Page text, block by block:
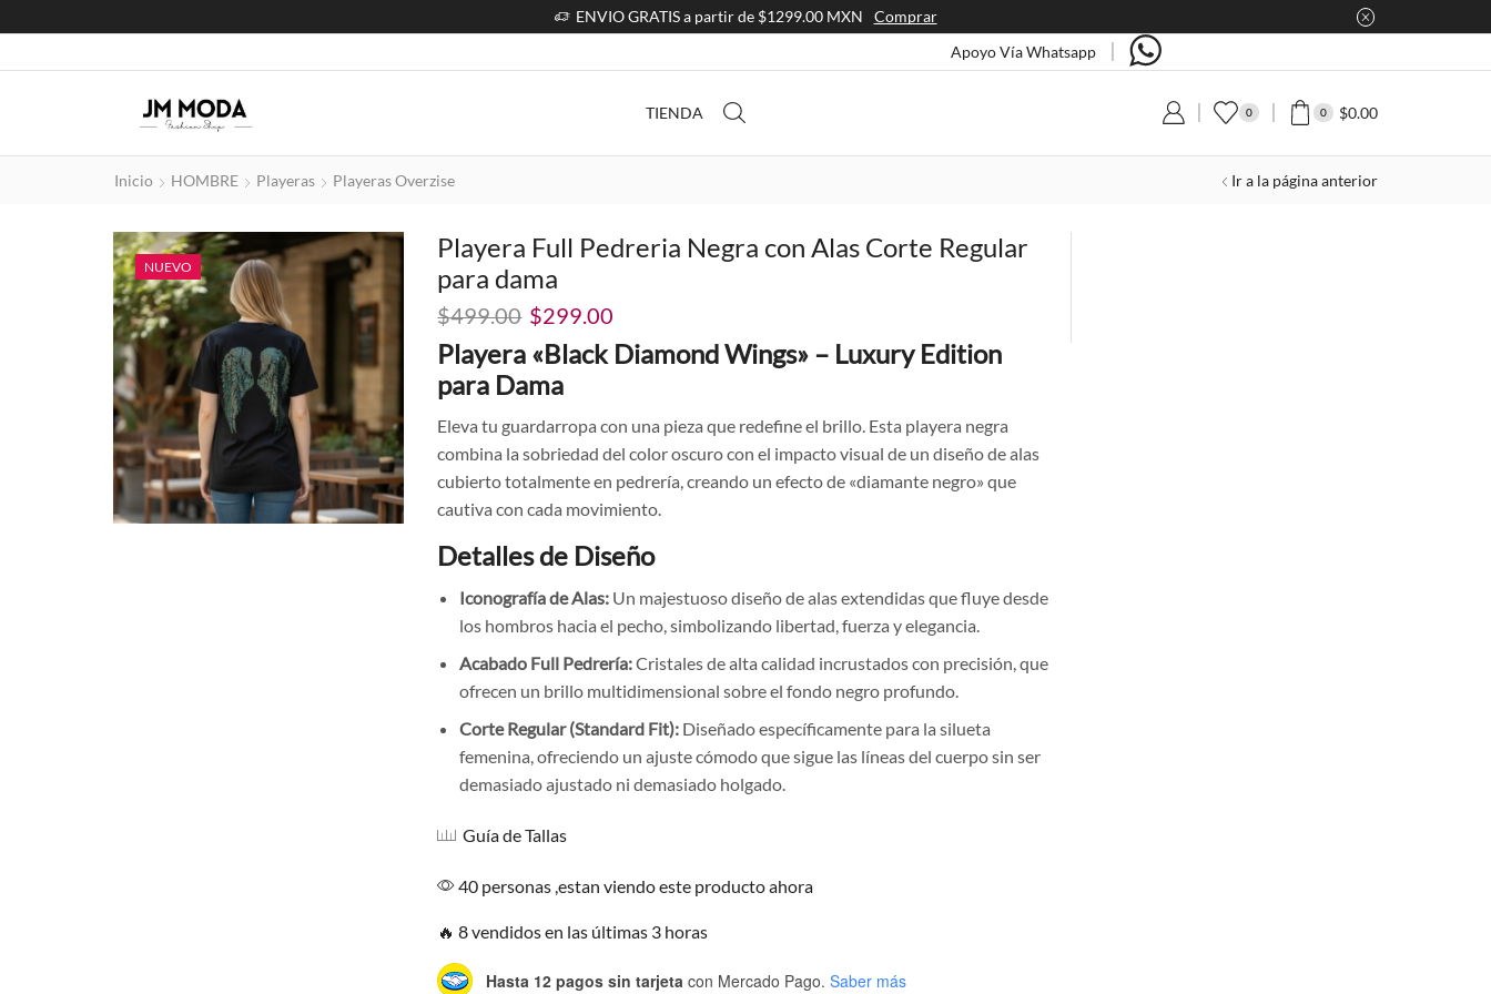
ENVIO GRATIS a partir de $1299.00 MXN
Comprar
Apoyo Vía Whatsapp
TIENDA 0 0 $0.00
Inicio HOMBRE Playeras Playeras Overzise Ir a la página anterior
NUEVO
Playera Full Pedreria Negra con Alas Corte Regular
para dama
$499.00 El
precio
original
era:
$499.00.
$299.00
precio
actual
$299.00.
Playera «Black Diamond Wings» – Luxury Edition
para Dama
Eleva tu guardarropa con una pieza que redefine el brillo. Esta playera negra
combina la sobriedad del color oscuro con el impacto visual de un diseño de alas
cubierto totalmente en pedrería, creando un efecto de «diamante negro» que
cautiva con cada movimiento.
Detalles de Diseño
Iconografía de Alas: Un majestuoso diseño de alas extendidas que fluye desde
los hombros hacia el pecho, simbolizando libertad, fuerza y elegancia.
Acabado Full Pedrería:Cristales de alta calidad incrustados con precisión, que
ofrecen un brillo multidimensional sobre el fondo negro profundo.
Corte Regular (Standard Fit): Diseñado específicamente para la silueta
femenina, ofreciendo un ajuste cómodo que sigue las líneas del cuerpo sin ser
demasiado ajustado ni demasiado holgado.
Guía de Tallas
40 personas ,estan viendo este producto ahora
🔥 8 vendidos en las últimas 3 horas
Hasta 12 pagos sin tarjeta con Mercado Pago. Saber más